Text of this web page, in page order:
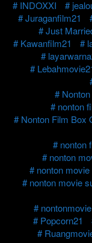
INDOXXI
Juraganfilm21
Just
Kawanfilm21
nonton
Nonton Film Box
nonton
nonton
nonton
nonton movie
nontonmovie
Popcorn21